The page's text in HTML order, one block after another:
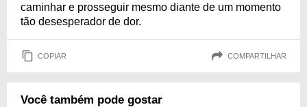
caminhar e prosseguir mesmo diante de um momento
tão desesperador de dor.
COPIAR COMPARTILHAR
Você também pode gostar